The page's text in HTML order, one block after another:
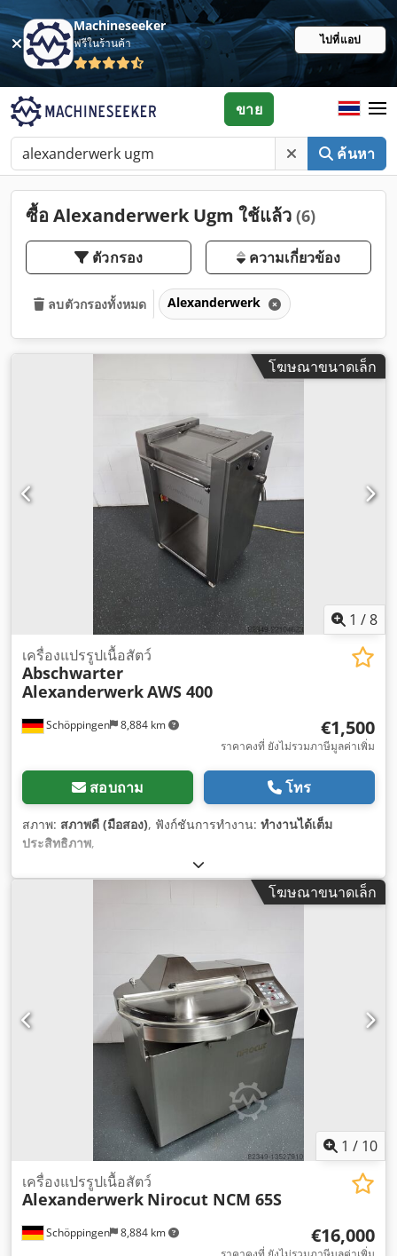
Machineseeker
ฟรีในร้านค้า ไปที่แอป
ค้นหา
ขาย
ซื้อ Alexanderwerk Ugm ใช้แล้ว (6)
ตัวกรอง ความเกี่ยวข้อง
ลบตัวกรองทั้งหมด Alexanderwerk
โฆษณาขนาดเล็ก
1 /8
Schöppingen 8,884 km
เครื่องแปรรูปเนื้อสัตว์
Abschwarter
AlexanderwerkAWS 400
€1,500
ราคาคงที่ ยังไม่รวมภาษีมูลค่าเพิ่ม
สอบถาม โทร
สภาพ: สภาพดี (มือสอง), ฟังก์ชันการทำงาน: ทำงานได้เต็ม
ประสิทธิภาพ,
โฆษณาขนาดเล็ก
1 / 10
Schöppingen 8,884 km
เครื่องแปรรูปเนื้อสัตว์
Alexanderwerk Nirocut NCM 65S
€16,000